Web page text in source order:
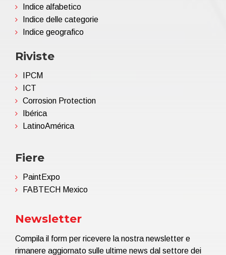
Indice alfabetico
Indice delle categorie
Indice geografico
Riviste
IPCM
ICT
Corrosion Protection
Ibérica
LatinoAmérica
Fiere
PaintExpo
FABTECH Mexico
Newsletter
Compila il form per ricevere la nostra newsletter e
rimanere aggiornato sulle ultime news dal settore dei